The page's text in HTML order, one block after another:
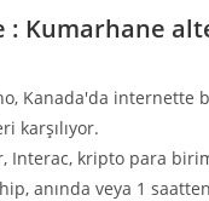
Kumarhane
Kanada'da
karşılıyor.
Interac, kripto para
anında veya 1